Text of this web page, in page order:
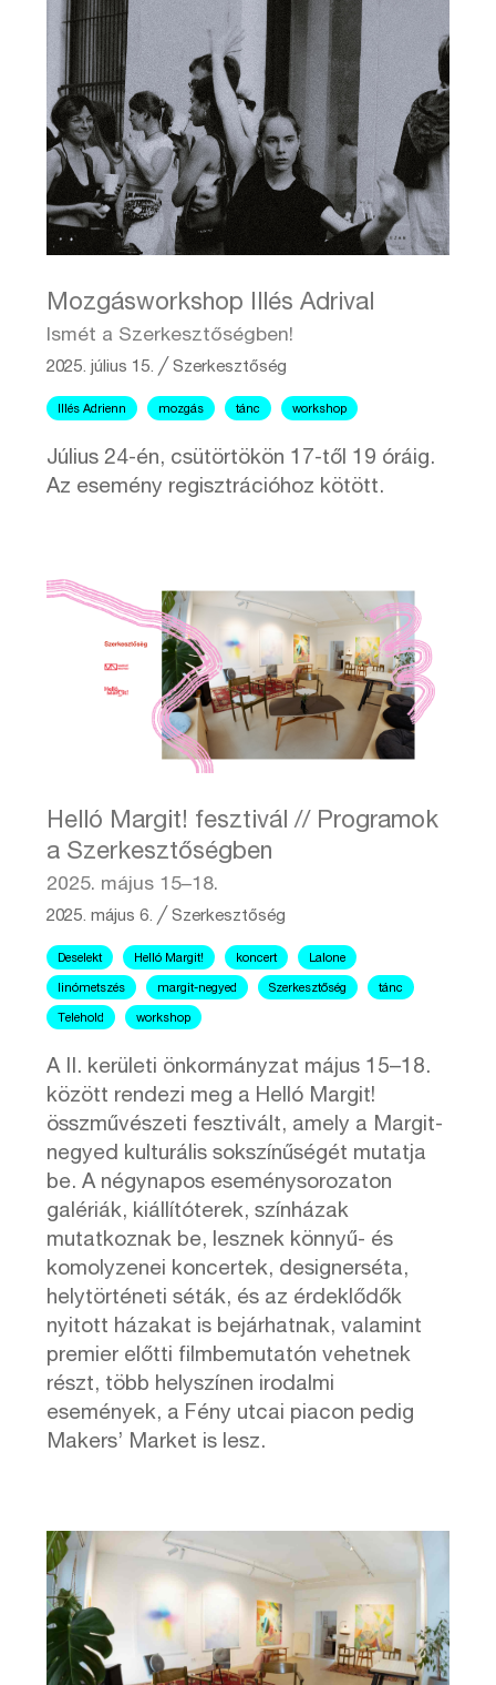
Mozgásworkshop Illés Adrival
Ismét a Szerkesztőségben!
2025. július 15. ╱Szerkesztőség
Illés Adrienn mozgás tánc workshop
Július 24-én, csütörtökön 17-től 19 óráig.
Az esemény regisztrációhoz kötött.
Helló Margit! fesztivál // Programok
a Szerkesztőségben
2025. május 15–18.
2025. május 6. ╱Szerkesztőség
Deselekt Helló Margit! koncert Lalone
linómetszés margit-negyed Szerkesztőség tánc
Telehold workshop
A II. kerületi önkormányzat május 15–18.
között rendezi meg a Helló Margit!
összművészeti fesztivált, amely a Margit-
negyed kulturális sokszínűségét mutatja
be. A négynapos eseménysorozaton
galériák, kiállítóterek, színházak
mutatkoznak be, lesznek könnyű- és
komolyzenei koncertek, designerséta,
helytörténeti séták, és az érdeklődők
nyitott házakat is bejárhatnak, valamint
premier előtti filmbemutatón vehetnek
részt, több helyszínen irodalmi
események, a Fény utcai piacon pedig
Makers’ Market is lesz.